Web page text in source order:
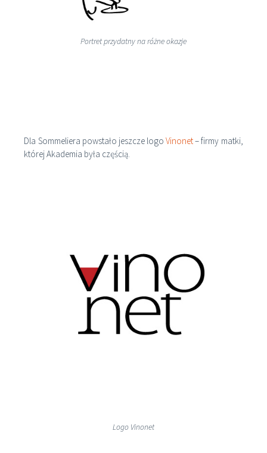
Portret przydatny na różne okazje
Dla Sommeliera powstało jeszcze logoVinonet– firmy matki,
której Akademia była częścią.
Logo Vinonet